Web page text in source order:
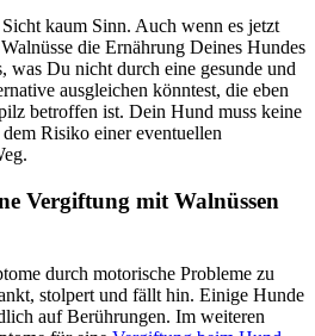
kaum Sinn. Auch wenn es jetzt
die Ernährung Deines Hundes
was Du nicht durch eine gesunde und
ausgleichen könntest, die eben
betroffen ist. Dein Hund muss keine
Risiko einer eventuellen
Vergiftung mit Walnüssen
durch motorische Probleme zu
stolpert und fällt hin. Einige Hunde
auf Berührungen. Im weiteren